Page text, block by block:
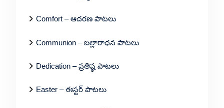
Comfort – ఆదరణ పాటలు
Communion – బల్లారాధన పాటలు
Dedication – ప్రతిష్ఠ పాటలు
Easter – ఈస్టర్ పాటలు